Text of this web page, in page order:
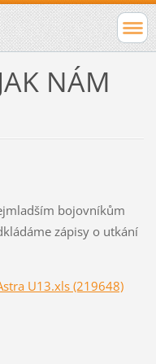
NÁM
bojovníkům
zápisy o utkání
U13.xls (219648)